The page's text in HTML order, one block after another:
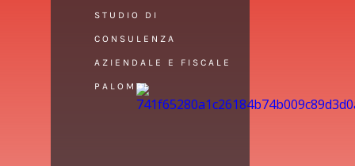
STUDIO DI
CONSULENZA
AZIENDALE E FISCALE
PALOMBI